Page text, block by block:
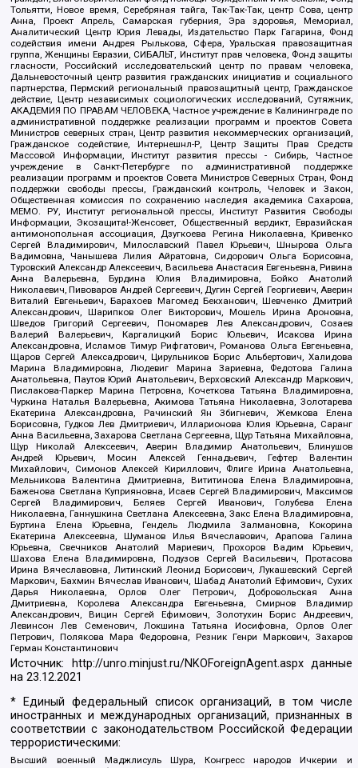
Тольятти, Новое время, Серебряная тайга, Так-Так-Так, центр Сова, центр
Анна, Проект Апрель, Самарская губерния, Эра здоровья, Мемориал,
Аналитический Центр Юрия Левады, Издательство Парк Гагарина, Фонд
содействия имени Андрея Рылькова, Сфера, Уральская правозащитная
группа, Женщины Евразии, СИБАЛЬТ, Институт прав человека, Фонд защиты
гласности, Российский исследовательский центр по правам человека,
Дальневосточный центр развития гражданских инициатив и социального
партнерства, Пермский региональный правозащитный центр, Гражданское
действие, Центр независимых социологических исследований, Сутяжник,
АКАДЕМИЯ ПО ПРАВАМ ЧЕЛОВЕКА, Частное учреждение в Калининграде по
административной поддержке реализации программ и проектов Совета
Министров северных стран, Центр развития некоммерческих организаций,
Гражданское содействие, Интернешнл-Р, Центр Защиты Прав Средств
Массовой Информации, Институт развития прессы - Сибирь, Частное
учреждение в Санкт-Петербурге по административной поддержке
реализации программ и проектов Совета Министров Северных Стран, Фонд
поддержки свободы прессы, Гражданский контроль, Человек и Закон,
Общественная комиссия по сохранению наследия академика Сахарова,
МЕМО. РУ, Институт региональной прессы, Институт Развития Свободы
Информации, Экозащита!-Женсовет, Общественный вердикт, Евразийская
антимонопольная ассоциация, Дзугкоева Регина Николаевна, Кривенко
Сергей Владимирович, Милославский Павел Юрьевич, Шнырова Ольга
Вадимовна, Чанышева Лилия Айратовна, Сидорович Ольга Борисовна,
Туровский Александр Алексеевич, Васильева Анастасия Евгеньевна, Ривина
Анна Валерьевна, Бурдина Юлия Владимировна, Бойко Анатолий
Николаевич, Пивоваров Андрей Сергеевич, Дугин Сергей Георгиевич, Аверин
Виталий Евгеньевич, Барахоев Магомед Бекханович, Шевченко Дмитрий
Александрович, Шарипков Олег Викторович, Мошель Ирина Ароновна,
Шведов Григорий Сергеевич, Пономарев Лев Александрович, Созаев
Валерий Валерьевич, Каргалицкий Борис Юльевич, Исакова Ирина
Александровна, Исламов Тимур Рифгатович, Романова Ольга Евгеньевна,
Щаров Сергей Алексадрович, Цирульников Борис Альбертович, Халидова
Марина Владимировна, Людевиг Марина Зариевна, Федотова Галина
Анатольевна, Паутов Юрий Анатольевич, Верховский Александр Маркович,
Пислакова-Паркер Марина Петровна, Кочеткова Татьяна Владимировна,
Чуркина Наталья Валерьевна, Акимова Татьяна Николаевна, Золотарева
Екатерина Александровна, Рачинский Ян Збигневич, Жемкова Елена
Борисовна, Гудков Лев Дмитриевич, Илларионова Юлия Юрьевна, Саранг
Анна Васильевна, Захарова Светлана Сергеевна, Щур Татьяна Михайловна,
Щур Николай Алексеевич, Аверин Владимир Анатольевич, Блинушов
Андрей Юрьевич, Мосин Алексей Геннадьевич, Гефтер Валентин
Михайлович, Симонов Алексей Кириллович, Флиге Ирина Анатольевна,
Мельникова Валентина Дмитриевна, Вититинова Елена Владимировна,
Баженова Светлана Куприяновна, Исаев Сергей Владимирович, Максимов
Сергей Владимирович, Беляев Сергей Иванович, Голубева Елена
Николаевна, Ганнушкина Светлана Алексеевна, Закс Елена Владимировна,
Буртина Елена Юрьевна, Гендель Людмила Залмановна, Кокорина
Екатерина Алексеевна, Шуманов Илья Вячеславович, Арапова Галина
Юрьевна, Свечников Анатолий Мариевич, Прохоров Вадим Юрьевич,
Шахова Елена Владимировна, Подузов Сергей Васильевич, Протасова
Ирина Вячеславовна, Литинский Леонид Борисович, Лукашевский Сергей
Маркович, Бахмин Вячеслав Иванович, Шабад Анатолий Ефимович, Сухих
Дарья Николаевна, Орлов Олег Петрович, Добровольская Анна
Дмитриевна, Королева Александра Евгеньевна, Смирнов Владимир
Александрович, Вицин Сергей Ефимович, Золотухин Борис Андреевич,
Левинсон Лев Семенович, Локшина Татьяна Иосифовна, Орлов Олег
Петрович, Полякова Мара Федоровна, Резник Генри Маркович, Захаров
Герман Константинович
Источник: http://unro.minjust.ru/NKOForeignAgent.aspxданные
на23.12.2021
* Единый федеральный список организаций, в том числе
иностранных и международных организаций, признанных в
соответствии с законодательством Российской Федерации
террористическими:
Высший военный Маджлисуль Шура, Конгресс народов Ичкерии и